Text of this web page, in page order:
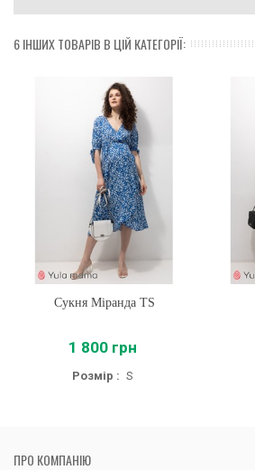
6 ІНШИХ ТОВАРІВ В ЦІЙ КАТЕГОРІЇ:
Сукня Міранда TS
1 800 грн
Розмір : S
ПРО КОМПАНІЮ